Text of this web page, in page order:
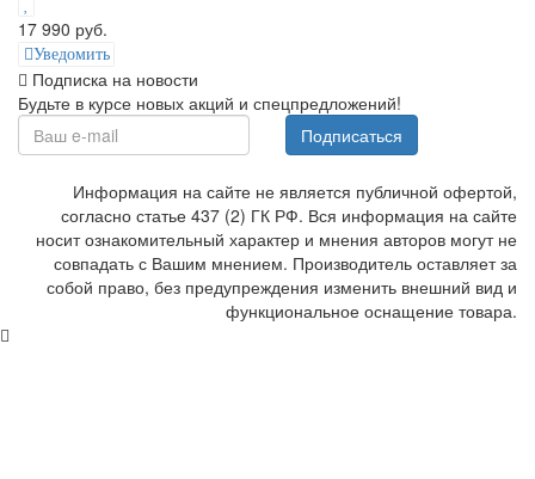
17 990 руб.
Уведомить
Подписка на новости
Будьте в курсе новых акций и спецпредложений!
Подписаться
Информация на сайте не является публичной офертой,
согласно статье 437 (2) ГК РФ. Вся информация на сайте
носит ознакомительный характер и мнения авторов могут не
совпадать с Вашим мнением. Производитель оставляет за
собой право, без предупреждения изменить внешний вид и
функциональное оснащение товара.